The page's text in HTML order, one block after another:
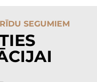
SEGUMIEM